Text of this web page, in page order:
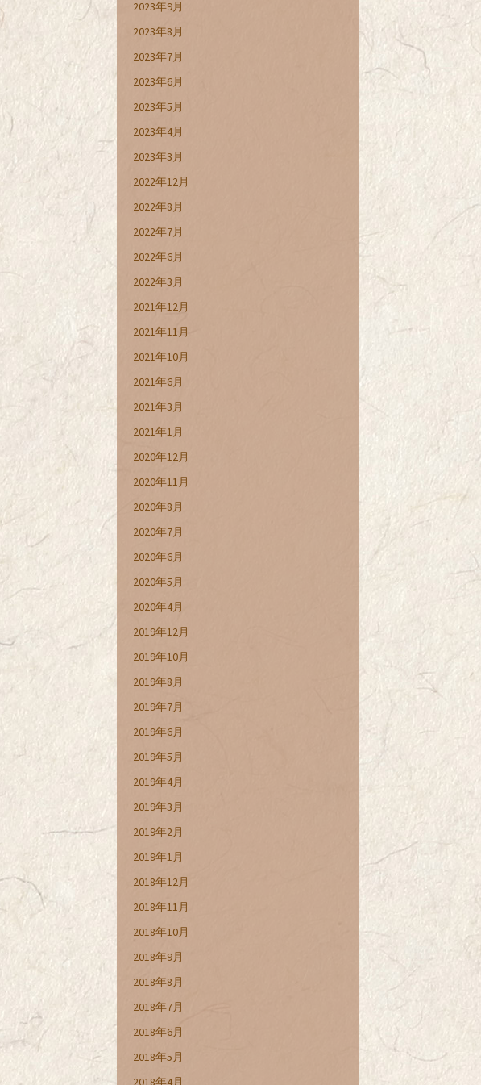
2023年9月
2023年8月
2023年7月
2023年6月
2023年5月
2023年4月
2023年3月
2022年12月
2022年8月
2022年7月
2022年6月
2022年3月
2021年12月
2021年11月
2021年10月
2021年6月
2021年3月
2021年1月
2020年12月
2020年11月
2020年8月
2020年7月
2020年6月
2020年5月
2020年4月
2019年12月
2019年10月
2019年8月
2019年7月
2019年6月
2019年5月
2019年4月
2019年3月
2019年2月
2019年1月
2018年12月
2018年11月
2018年10月
2018年9月
2018年8月
2018年7月
2018年6月
2018年5月
2018年4月